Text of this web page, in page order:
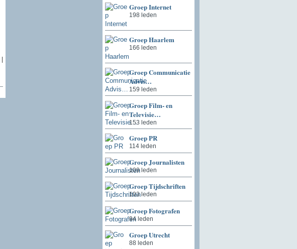
Groep Internet
198 leden
Groep Haarlem
166 leden
Groep Communicatie
Advis…
159 leden
Groep Film- en
Televisie…
153 leden
Groep PR
114 leden
Groep Journalisten
109 leden
Groep Tijdschriften
103 leden
Groep Fotografen
94 leden
Groep Utrecht
88 leden